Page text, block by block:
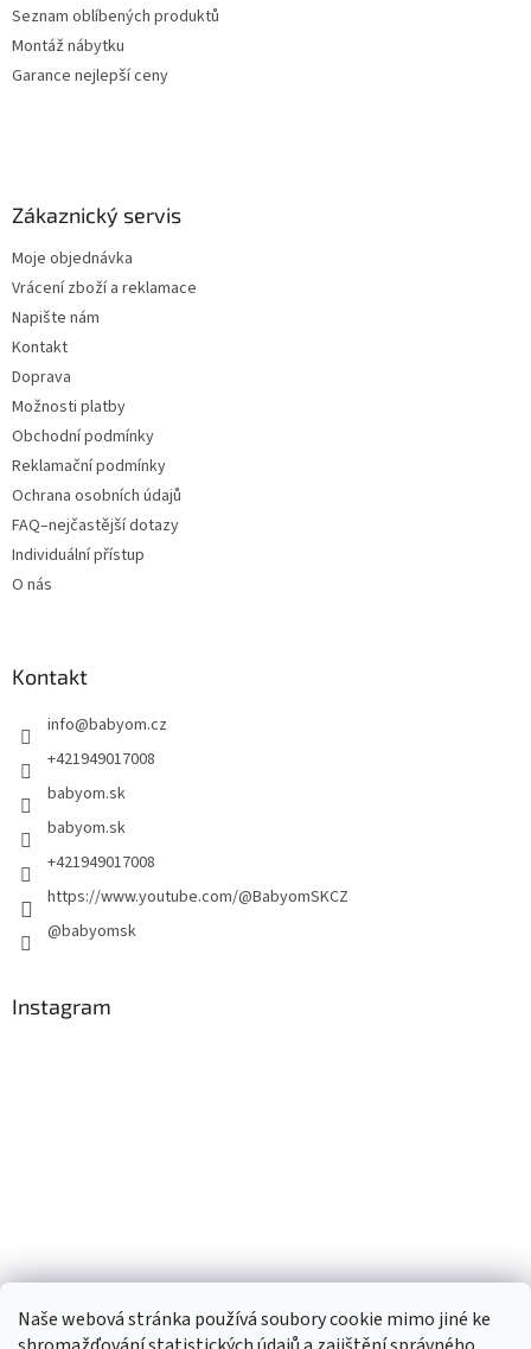
Naše webová stránka používá soubory cookie mimo jiné ke
Seznam oblíbených produktů
Montáž nábytku
Garance nejlepší ceny
Zákaznický servis
Moje objednávka
Vrácení zboží a reklamace
Napište nám
Kontakt
Doprava
Možnosti platby
Obchodní podmínky
Reklamační podmínky
Ochrana osobních údajů
FAQ–nejčastější dotazy
Individuální přístup
O nás
Kontakt
info@babyom.cz
+421949017008
babyom.sk
babyom.sk
+421949017008
https://www.youtube.com/@BabyomSKCZ
@babyomsk
Instagram